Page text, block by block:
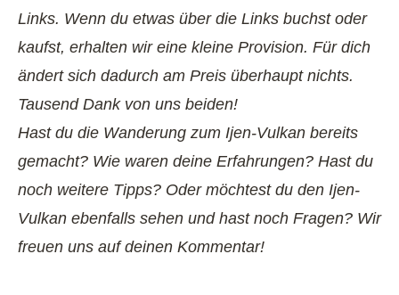
Links. Wenn du etwas über die Links buchst oder
kaufst, erhalten wir eine kleine Provision. Für dich
ändert sich dadurch am Preis überhaupt nichts.
Tausend Dank von uns beiden!
Hast du die Wanderung zum Ijen-Vulkan bereits
gemacht? Wie waren deine Erfahrungen? Hast du
noch weitere Tipps? Oder möchtest du den Ijen-
Vulkan ebenfalls sehen und hast noch Fragen? Wir
freuen uns auf deinen Kommentar!